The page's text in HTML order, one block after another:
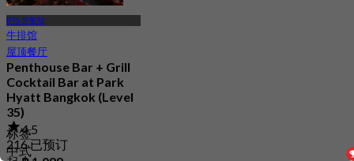
BTS 奔集站
牛排馆
屋顶餐厅
Penthouse Bar + Grill
Cocktail Bar at Park
Hyatt Bangkok (Level
35)
4.5
216 已预订
标签
中式